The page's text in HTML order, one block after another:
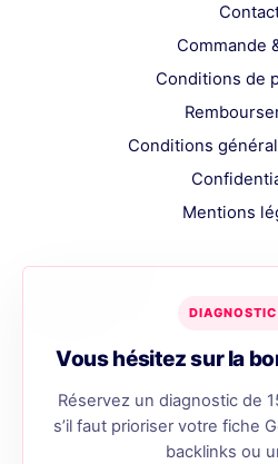
Commande
Conditions de
Conditions
Mentions
DIAGNOSTIC
Vous hésitez sur la
Réservez un diagnostic de
s’il faut prioriser votre fiche
backlinks ou